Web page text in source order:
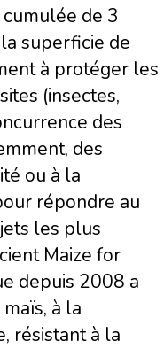
de 3
superficie de
à protéger les
(insectes,
des
des
ou à la
répondre au
les plus
Maize for
depuis 2008 a
à la
résistant à la